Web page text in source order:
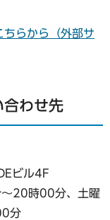
ちらから（外部サ
合わせ先
ビル4F
20時00分、土曜
分